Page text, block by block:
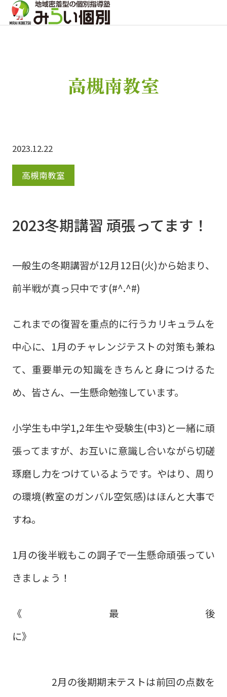
高槻南教室
2023.12.22
高槻南教室
2023冬期講習 頑張ってます！
一般生の冬期講習が12月12日(火)から始まり、
前半戦が真っ只中です(#^.^#)
これまでの復習を重点的に行うカリキュラムを
中心に、1月のチャレンジテストの対策も兼ね
て、重要単元の知識をきちんと身につけるた
め、皆さん、一生懸命勉強しています。
小学生も中学1,2年生や受験生(中3)と一緒に頑
張ってますが、お互いに意識し合いながら切磋
琢磨し力をつけているようです。やはり、周り
の環境(教室のガンバル空気感)はほんと大事で
すね。
1月の後半戦もこの調子で一生懸命頑張ってい
きましょう！
《最後
に》
2月の後期期末テストは前回の点数を